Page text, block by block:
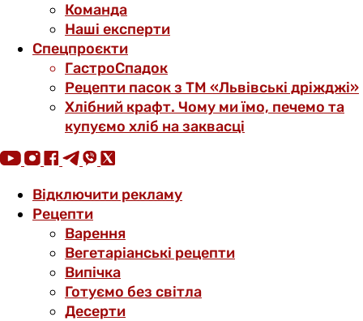
Команда
Наші експерти
Спецпроєкти
ГастроСпадок
Рецепти пасок з ТМ «Львівські дріжджі»
Хлібний крафт. Чому ми їмо, печемо та
купуємо хліб на заквасці
Відключити рекламу
Рецепти
Варення
Вегетаріанські рецепти
Випічка
Готуємо без світла
Десерти